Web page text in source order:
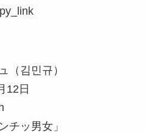
（김민규）
12日
チッ男女」